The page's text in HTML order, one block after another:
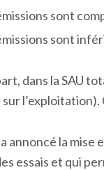
sont
sont
dans la SAU
annoncé la
essais et qui